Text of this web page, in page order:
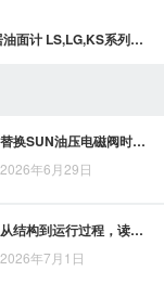
CLC金徕居油面计 LS,LG,KS系列油面计
替换SUN油压电磁阀时，型号、线圈电压与油压阀安装尺寸要逐项对照
2026年6月29日
从结构到运行过程，读懂安颂定量叶片泵的工作原理
2026年7月1日